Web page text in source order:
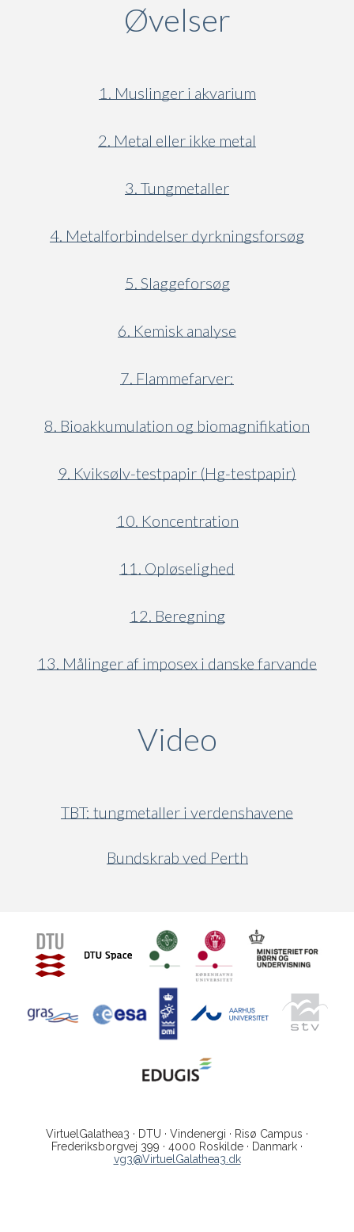
Øvelser
1. Muslinger i akvarium
2. Metal eller ikke metal
3. Tungmetaller
4. Metalforbindelser dyrkningsforsøg
5. Slaggeforsøg
6. Kemisk analyse
7. Flammefarver:
8. Bioakkumulation og biomagnifikation
9. Kviksølv-testpapir (Hg-testpapir)
10. Koncentration
11. Opløselighed
12. Beregning
13. Målinger af imposex i danske farvande
Video
TBT: tungmetaller i verdenshavene
Bundskrab ved Perth
VirtuelGalathea3 · DTU · Vindenergi · Risø Campus ·
Frederiksborgvej 399 · 4000 Roskilde · Danmark ·
vg3@VirtuelGalathea3.dk